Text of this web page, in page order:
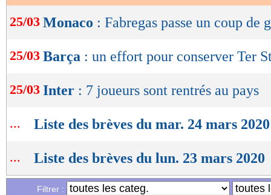
25/03 Monaco : Fabregas passe un coup de
25/03 Barça : un effort pour conserver Ter
25/03 Inter : 7 joueurs sont rentrés au pays
... Liste des brèves du mar. 24 mars 2020
... Liste des brèves du lun. 23 mars 2020
Filtrer :